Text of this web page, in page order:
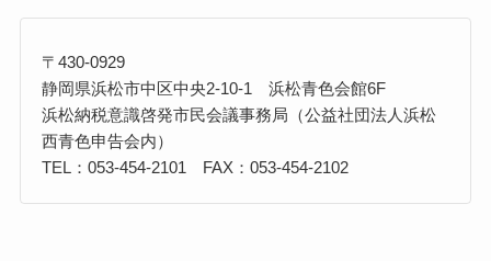
〒430-0929
静岡県浜松市中区中央2-10-1 浜松青色会館6F
浜松納税意識啓発市民会議事務局（公益社団法人浜松
西青色申告会内）
TEL：053-454-2101 FAX：053-454-2102